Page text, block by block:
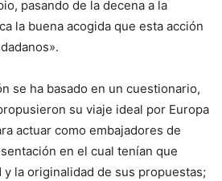
pasando de la decena a la
la buena acogida que esta acción
se ha basado en un cuestionario,
su viaje ideal por Europa
actuar como embajadores de
en el cual tenían que
la originalidad de sus propuestas;